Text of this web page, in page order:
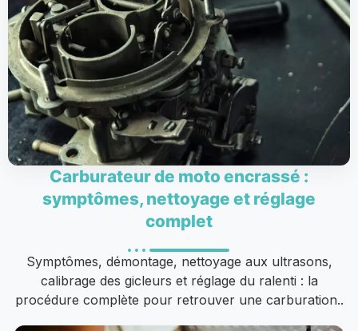
Carburateur de moto encrassé :
symptômes, nettoyage et réglage
complet
Symptômes, démontage, nettoyage aux ultrasons,
calibrage des gicleurs et réglage du ralenti : la
procédure complète pour retrouver une carburation..